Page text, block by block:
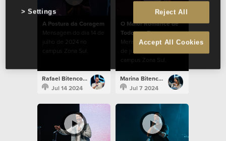
A Postura da Coragem
Mensagem do dia 14 de
julho de 2024 no
campus Zona Sul.
Rafael Bitencourt
Jul 14 2024
O Maior Romance de
Todos os Tempos
Mensagem do dia 07
de julho de 2024 no
campus Zona Sul.
Marina Bitencourt
Jul 7 2024
Reject All
Accept All Cookies
Settings